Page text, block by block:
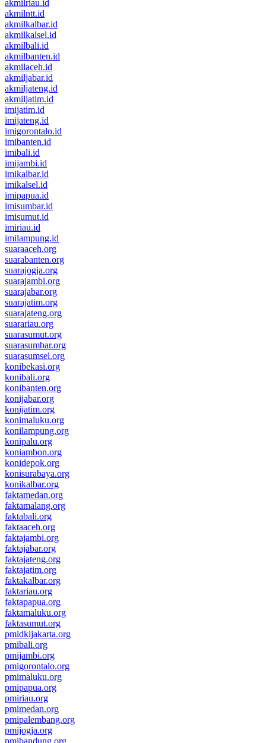
akmilriau.id
akmilntt.id
akmilkalbar.id
akmilkalsel.id
akmilbali.id
akmilbanten.id
akmilaceh.id
akmiljabar.id
akmiljateng.id
akmiljatim.id
imijatim.id
imijateng.id
imigorontalo.id
imibanten.id
imibali.id
imijambi.id
imikalbar.id
imikalsel.id
imipapua.id
imisumbar.id
imisumut.id
imiriau.id
imilampung.id
suaraaceh.org
suarabanten.org
suarajogja.org
suarajambi.org
suarajabar.org
suarajatim.org
suarajateng.org
suarariau.org
suarasumut.org
suarasumbar.org
suarasumsel.org
konibekasi.org
konibali.org
konibanten.org
konijabar.org
konijatim.org
konimaluku.org
konilampung.org
konipalu.org
koniambon.org
konidepok.org
konisurabaya.org
konikalbar.org
faktamedan.org
faktamalang.org
faktabali.org
faktaaceh.org
faktajambi.org
faktajabar.org
faktajateng.org
faktajatim.org
faktakalbar.org
faktariau.org
faktapapua.org
faktamaluku.org
faktasumut.org
pmidkijakarta.org
pmibali.org
pmijambi.org
pmigorontalo.org
pmimaluku.org
pmipapua.org
pmiriau.org
pmimedan.org
pmipalembang.org
pmijogja.org
pmibandung.org